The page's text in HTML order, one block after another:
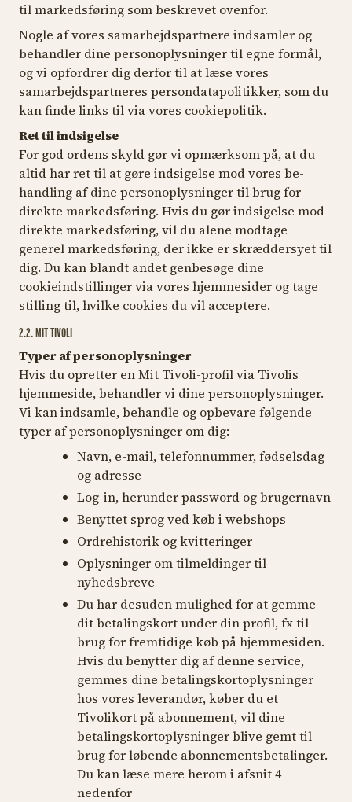
til markedsføring som beskrevet ovenfor.
Nogle af vores samarbejdspartnere indsamler og
behandler dine personoplysninger til egne formål,
og vi opfordrer dig derfor til at læse vores
samarbejdspartneres persondatapolitikker, som du
kan finde links til via vores cookiepolitik.
Ret til indsigelse
For god ordens skyld gør vi opmærksom på, at du
altid har ret til at gøre indsigelse mod vores be-
handling af dine personoplysninger til brug for
direkte markedsføring. Hvis du gør indsigelse mod
direkte markedsføring, vil du alene modtage
generel markedsføring, der ikke er skræddersyet til
dig. Du kan blandt andet genbesøge dine
cookieindstillinger via vores hjemmesider og tage
stilling til, hvilke cookies du vil acceptere.
2.2. MIT TIVOLI
Typer af personoplysninger
Hvis du opretter en Mit Tivoli-profil via Tivolis
hjemmeside, behandler vi dine personoplysninger.
Vi kan indsamle, behandle og opbevare følgende
typer af personoplysninger om dig:
Navn, e-mail, telefonnummer, fødselsdag
og adresse
Log-in, herunder password og brugernavn
Benyttet sprog ved køb i webshops
Ordrehistorik og kvitteringer
Oplysninger om tilmeldinger til
nyhedsbreve
Du har desuden mulighed for at gemme
dit betalingskort under din profil, fx til
brug for fremtidige køb på hjemmesiden.
Hvis du benytter dig af denne service,
gemmes dine betalingskortoplysninger
hos vores leverandør, køber du et
Tivolikort på abonnement, vil dine
betalingskortoplysninger blive gemt til
brug for løbende abonnementsbetalinger.
Du kan læse mere herom i afsnit 4
nedenfor